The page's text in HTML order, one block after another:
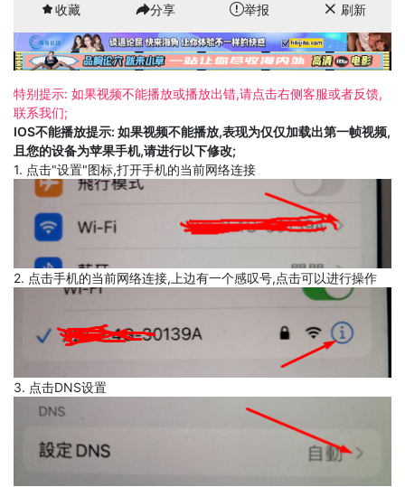
收藏 分享 举报 刷新
特别提示: 如果视频不能播放或播放出错,请点击右侧客服或者反馈,
联系我们;
IOS不能播放提示: 如果视频不能播放,表现为仅仅加载出第一帧视频,
且您的设备为苹果手机,请进行以下修改;
1. 点击"设置"图标,打开手机的当前网络连接
2. 点击手机的当前网络连接,上边有一个感叹号,点击可以进行操作
3. 点击DNS设置